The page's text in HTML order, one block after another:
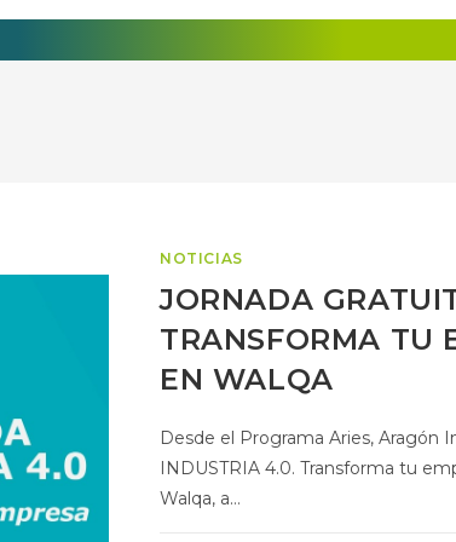
NOTICIAS
JORNADA
TRANSFORMA TU
EN WALQA
Desde el Programa Aries, Aragón
INDUSTRIA 4.0. Transforma tu
Walqa, a…